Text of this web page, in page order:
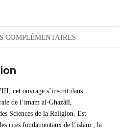
COMPLÉMENTAIRES
cet ouvrage s’inscrit dans
de l’imam al-Ghazâlî,
Sciences de la Religion. Est
rites fondamentaux de l’islam ; la